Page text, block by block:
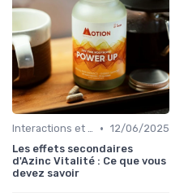
Interactions et contre-indications • 12/06/2025
Les effets secondaires
d'Azinc Vitalité : Ce que vous
devez savoir